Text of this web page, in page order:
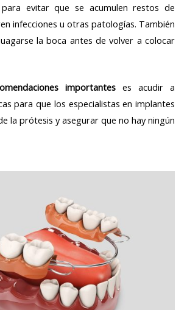
evitar que se acumulen restos de
infecciones u otras patologías. También
la boca antes de volver a colocar
importantes es acudir a
para que los especialistas en implantes
la prótesis y asegurar que no hay ningún